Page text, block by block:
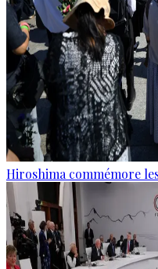
Hiroshima commémore